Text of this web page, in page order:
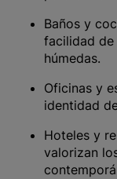
Baños y
facilidad de
húmedas.
Oficinas y
identidad
Hoteles y
valorizan